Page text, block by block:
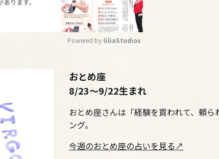
u
t
e
Powered by GliaStudios
おとめ座
8/23〜9/22生まれ
おとめ座さんは「経験を買われて、頼ら
ング。
今週のおとめ座の占いを見る↗